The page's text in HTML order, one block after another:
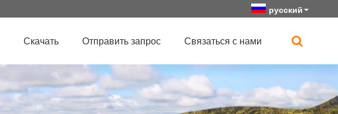
русский
Скачать Отправить запрос Связаться с нами